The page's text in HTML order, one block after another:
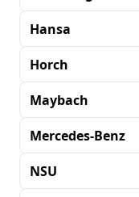
Hansa
Horch
Maybach
Mercedes-Benz
NSU